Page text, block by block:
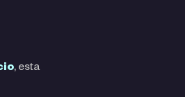
, esta